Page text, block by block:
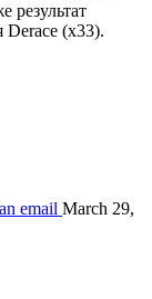
результат
Derace (х33).
email March 29,